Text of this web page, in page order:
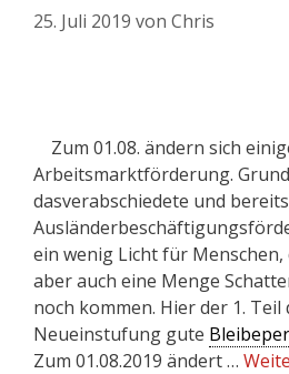
25. Juli 2019 von Chris
Zum 01.08. ändern sich
Arbeitsmarktförderung.
dasverabschiedete und
ein wenig Licht für
aber auch eine Menge
noch kommen. Hier der 1. Teil
Neueinstufung gute
Zum 01.08.2019 ändert …